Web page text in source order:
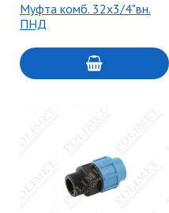
Муфта комб. 32х3/4"вн.
ПНД